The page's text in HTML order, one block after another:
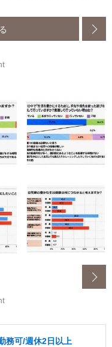
務可/週休2日以上